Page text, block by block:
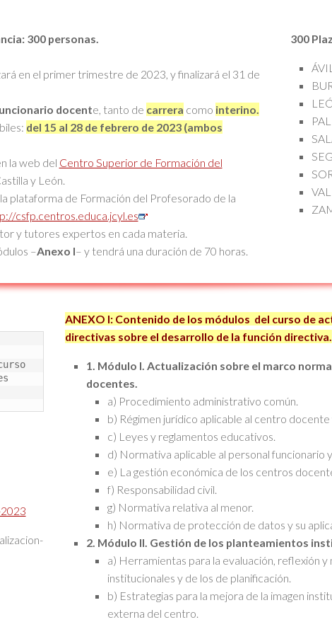
300 personas.
en el primer trimestre de 2023, y finalizará el 31 de
docente, tanto de carrera como interino.
del 15 al 28 de febrero de 2023 (ambos
la web del Centro Superior de Formación del
y León.
plataforma de Formación del Profesorado de la
csfp.centros.educa.jcyl.es
y tutores expertos en cada materia.
–Anexo I– y tendrá una duración de 70 horas.
300
ANEXO I: Contenido de los módulos del curso de
directivas sobre el desarrollo de la función directiva.
1. Módulo I. Actualización sobre el marco
docentes.
a) Procedimiento administrativo común.
b) Régimen jurídico aplicable al centro docente
c) Leyes y reglamentos educativos.
d) Normativa aplicable al personal funcionario
e) La gestión económica de los centros
f) Responsabilidad civil.
g) Normativa relativa al menor.
h) Normativa de protección de datos y su
2. Módulo II. Gestión de los planteamientos
a) Herramientas para la evaluación, reflexión
institucionales y de los de planificación.
b) Estrategias para la mejora de la imagen
externa del centro.